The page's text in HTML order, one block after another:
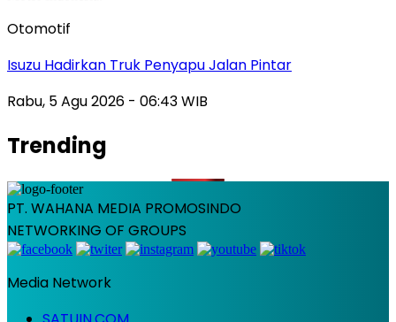
Otomotif
Isuzu Hadirkan Truk Penyapu Jalan Pintar
Rabu, 5 Agu 2026 - 06:43 WIB
Trending
PT. WAHANA MEDIA PROMOSINDO
NETWORKING OF GROUPS
Media Network